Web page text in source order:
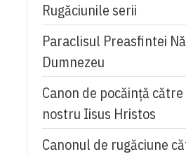
Rugăciunile serii
Paraclisul Preasfintei
Dumnezeu
Canon de pocăință
nostru Iisus Hristos
Canonul de rugăciune